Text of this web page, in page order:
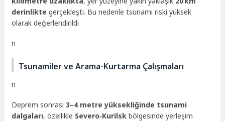
derinlikte gerçekleşti. Bu nedenle tsunami riski yüksek
olarak değerlendirildi
n
Tsunamiler ve Arama-Kurtarma Çalışmaları
n
Deprem sonrası3–4 metre yüksekliğinde tsunami
dalgaları, özellikle Severo‑Kurilsk bölgesinde yerleşim